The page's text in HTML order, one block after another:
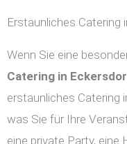
Erstaunliches Catering
Wenn Sie eine
Catering in
erstaunliches Catering
was Sie für Ihre
eine private Party, eine